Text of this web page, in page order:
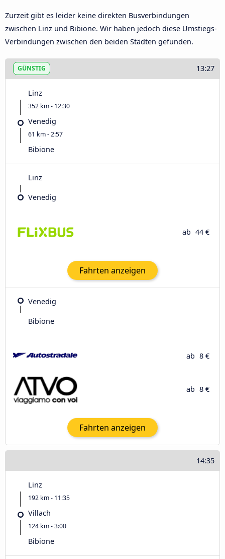
Zurzeit gibt es leider keine direkten Busverbindungen
zwischen Linz und Bibione. Wir haben jedoch diese Umstiegs-
Verbindungen zwischen den beiden Städten gefunden.
GÜNSTIG 13:27
Linz
352 km - 12:30
Venedig
61 km - 2:57
Bibione
Linz
Venedig
ab 44 €
Fahrten anzeigen
Venedig
Bibione
ab 8 €
ab 8 €
Fahrten anzeigen
14:35
Linz
192 km - 11:35
Villach
124 km - 3:00
Bibione